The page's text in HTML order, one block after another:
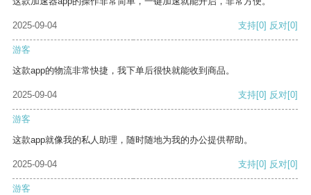
2025-09-04 支持[0] 反对[0]
游客
这款app的物流非常快捷，我下单后很快就能收到商品。
2025-09-04 支持[0] 反对[0]
游客
这款app就像我的私人助理，随时随地为我的办公提供帮助。
2025-09-04 支持[0] 反对[0]
游客